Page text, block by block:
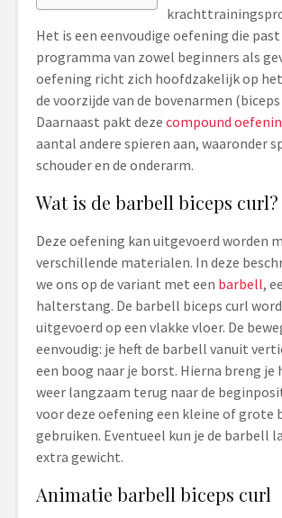
Het is een eenvoudige oefening die
programma van zowel beginners als
oefening richt zich hoofdzakelijk op
de voorzijde van de bovenarmen
Daarnaast pakt deze compound
aantal andere spieren aan, waaronder
schouder en de onderarm.
Wat is de barbell biceps curl?
Deze oefening kan uitgevoerd worden
verschillende materialen. In deze
we ons op de variant met een barbell,
halterstang. De barbell biceps curl
uitgevoerd op een vlakke vloer. De
eenvoudig: je heft de barbell vanuit
een boog naar je borst. Hierna breng je
weer langzaam terug naar de
voor deze oefening een kleine of grote
gebruiken. Eventueel kun je de barbell
extra gewicht.
Animatie barbell biceps curl